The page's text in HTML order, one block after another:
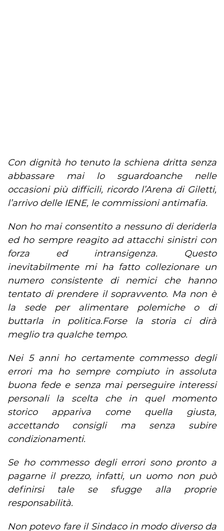
Con dignità ho tenuto la schiena dritta senza
abbassare mai lo sguardoanche nelle
occasioni più difficili, ricordo l’Arena di Giletti,
l’arrivo delle IENE, le commissioni antimafia.
Non ho mai consentito a nessuno di deriderla
ed ho sempre reagito ad attacchi sinistri con
forza ed intransigenza. Questo
inevitabilmente mi ha fatto collezionare un
numero consistente di nemici che hanno
tentato di prendere il sopravvento. Ma non è
la sede per alimentare polemiche o di
buttarla in politica.Forse la storia ci dirà
meglio tra qualche tempo.
Nei 5 anni ho certamente commesso degli
errori ma ho sempre compiuto in assoluta
buona fede e senza mai perseguire interessi
personali la scelta che in quel momento
storico appariva come quella giusta,
accettando consigli ma senza subire
condizionamenti.
Se ho commesso degli errori sono pronto a
pagarne il prezzo, infatti, un uomo non può
definirsi tale se sfugge alla proprie
responsabilità.
Non potevo fare il Sindaco in modo diverso da